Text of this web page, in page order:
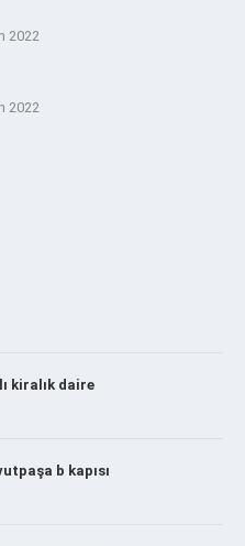
2022
2022
kiralık daire
b kapısı